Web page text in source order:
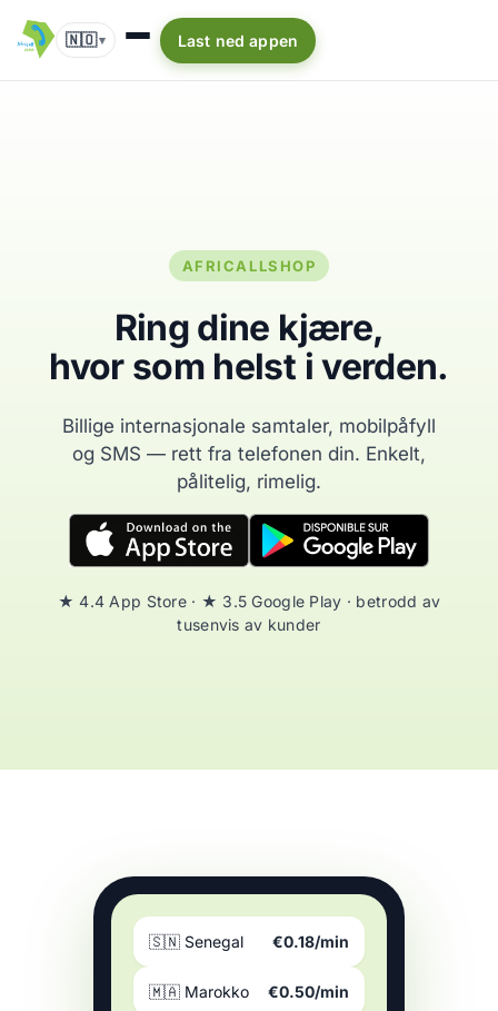
🇳🇴▾ Last ned appen
AFRICALLSHOP
Ring dine kjære,
hvor som helst i verden.
Billige internasjonale samtaler, mobilpåfyll
og SMS — rett fra telefonen din. Enkelt,
pålitelig, rimelig.
★ 4.4 App Store · ★ 3.5 Google Play · betrodd av
tusenvis av kunder
🇸🇳 Senegal €0.18/min
🇲🇦 Marokko €0.50/min